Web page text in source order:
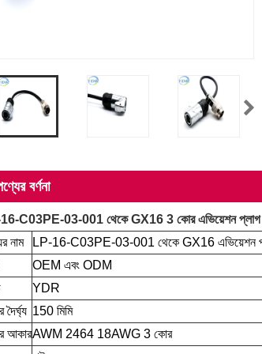
বর্ণনা
C03PE-03-001 থেকে GX16 3 কোর এভিয়েশন প্লাগ
নাম
LP-16-C03PE-03-001 থেকে GX16 এভিয়েশন
OEM এবং ODM
YDR
দৈর্ঘ্য 150 মিমি
আকারAWM 2464 18AWG 3 কোর